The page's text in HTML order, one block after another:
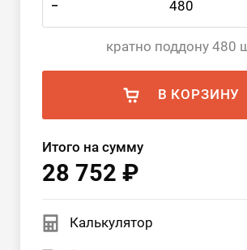
–
кратно поддону 480
В КОРЗИНУ
Итого на сумму
28 752 ₽
Калькулятор